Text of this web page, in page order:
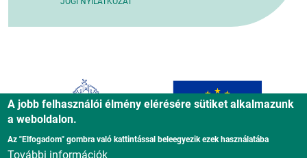
A jobb felhasználói élmény elérésére sütiket alkalmazunk
a weboldalon.
Az "Elfogadom" gombra való kattintással beleegyezik ezek használatába
További információk